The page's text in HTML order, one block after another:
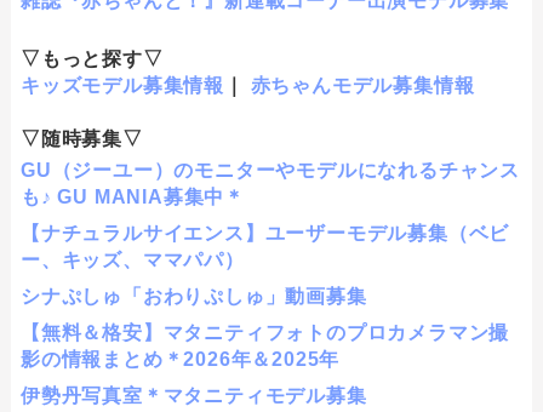
▽もっと探す▽
キッズモデル募集情報
赤ちゃんモデル募集情報
▽随時募集▽
GU（ジーユー）のモニターやモデルになれるチャンス
も♪ GU MANIA募集中＊
【ナチュラルサイエンス】ユーザーモデル募集（ベビ
ー、キッズ、ママパパ）
シナぷしゅ「おわりぷしゅ」動画募集
【無料＆格安】マタニティフォトのプロカメラマン撮
影の情報まとめ＊2026年＆2025年
伊勢丹写真室＊マタニティモデル募集